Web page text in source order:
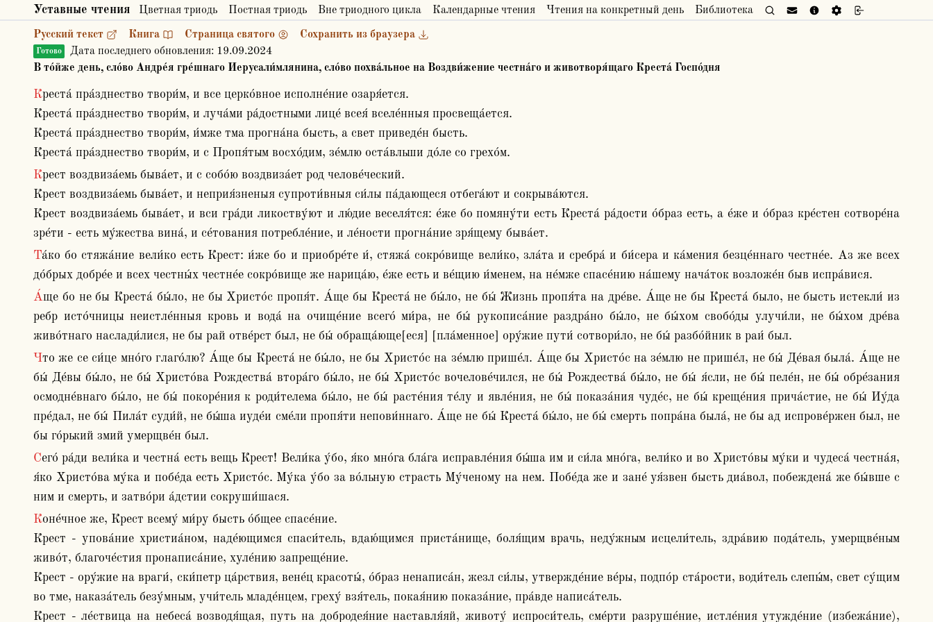
Уставные чтения Цветная триодь Постная триодь Вне триодного цикла Календарные чтения Чтения на конкретный день Библиотека
Русский текст Книга Страница святого Сохранить из браузера
Готово Дата последнего обновления: 19.09.2024
В то́йже день, сло́во Андре́я гре́шнаго Иерусали́млянина, сло́во похва́льное на Воздви́жение честна́го и животворя́щаго Креста́ Госпо́дня
Креста́ пра́зднество твори́м, и все церко́вное исполне́ние озаря́ется.
Креста́ пра́зднество твори́м, и луча́ми ра́достными лице́ всея́ вселе́нныя просвеща́ется.
Креста́ пра́зднество твори́м, и́мже тма прогна́на бысть, а свет приведе́н бысть.
Креста́ пра́зднество твори́м, и с Пропя́тым восхо́дим, зе́млю оста́вльши до́ле со грехо́м.
Крест воздвиза́емь быва́ет, и с собо́ю воздвиза́ет род челове́ческий.
Крест воздвиза́емь быва́ет, и неприя́зненыя супроти́вныя си́лы па́дающеся отбега́ют и сокрыва́ются.
Крест воздвиза́емь быва́ет, и вси гра́ди ликоству́ют и лю́дие веселя́тся: е́же бо помяну́ти есть Креста́ ра́дости о́браз есть, а е́же и о́браз кре́стен сотворе́на
зре́ти ‐ есть му́жества вина́, и се́тования потребле́ние, и ле́ности прогна́ние зря́щему быва́ет.
Та́ко бо стяжа́ние вели́ко есть Крест: и́же бо и приобре́те и́, стяжа́ сокро́вище вели́ко, зла́та и сребра́ и би́сера и ка́мения безце́ннаго честне́е. Аз же всех
до́брых добре́е и всех честны́х честне́е сокро́вище же нарица́ю, е́же есть и ве́щию и́менем, на не́мже спасе́нию на́шему нача́ток возложе́н быв испра́вися.
А́ще бо не бы Креста́ бы́ло, не бы Христо́с пропя́т. А́ще бы Креста́ не бы́ло, не бы́ Жизнь пропя́та на дре́ве. А́ще не бы Креста́ было, не бысть истекли́ из
ребр исто́чницы неистле́нныя кровь и вода́ на очище́ние всего́ ми́ра, не бы́ рукописа́ние раздра́но бы́ло, не бы́хом свобо́ды улучи́ли, не бы́хом дре́ва
живо́тнаго наслади́лися, не бы рай отве́рст был, не бы́ обраща́юще[еся] [пла́менное] ору́жие пути́ сотвори́ло, не бы́ разбо́йник в раи́ был.
Что же се си́це мно́го глаго́лю? А́ще бы Креста́ не бы́ло, не бы Христо́с на зе́млю прише́л. А́ще бы Христо́с на зе́млю не прише́л, не бы́ Де́вая была́. А́ще не
бы́ Де́вы бы́ло, не бы́ Христо́ва Рождества́ втора́го бы́ло, не бы́ Христо́с вочелове́чился, не бы́ Рождества́ бы́ло, не бы́ я́сли, не бы́ пеле́н, не бы́ обре́зания
осмодне́внаго бы́ло, не бы́ покоре́ния к роди́телема бы́ло, не бы́ расте́ния те́лу и явле́ния, не бы́ показа́ния чуде́с, не бы́ креще́ния прича́стие, не бы́ Иу́да
пре́дал, не бы́ Пила́т суди́й, не бы́ша иуде́и сме́ли пропя́ти непови́ннаго. А́ще не бы́ Креста́ бы́ло, не бы́ смерть попра́на была́, не бы ад испрове́ржен был, не
бы го́рький змий умерщве́н был.
Сего́ ра́ди вели́ка и честна́ есть вещь Крест! Вели́ка у́бо, я́ко мно́га бла́га исправле́ния бы́ша им и си́ла мно́га, вели́ко и во Христо́вы му́ки и чудеса́ честна́я,
я́ко Христо́ва му́ка и побе́да есть Христо́с. Му́ка у́бо за во́льную страсть Му́ченому на нем. Побе́да же и зане́ уя́звен бысть диа́вол, побеждена́ же бы́вше с
ним и смерть, и затво́ри а́дстии сокруши́шася.
Коне́чное же, Крест всему́ ми́ру бысть о́бщее спасе́ние.
Крест - упова́ние христиа́ном, наде́ющимся спаси́тель, вдаю́щимся приста́нище, боля́щим врачь, неду́жным исцели́тель, здра́вию пода́тель, умерщве́ным
живо́т, благоче́стия пронаписа́ние, хуле́нию запреще́ние.
Крест ‐ ору́жие на враги́, ски́петр ца́рствия, вене́ц красоты́, о́браз ненаписа́н, жезл си́лы, утвержде́ние ве́ры, подпо́р ста́рости, води́тель слепы́м, свет су́щим
во тме, наказа́тель безу́мным, учи́тель младе́нцем, греху́ взя́тель, покая́нию показа́ние, пра́вде написа́тель.
Крест ‐ ле́ствица на небеса́ возводя́щая, путь на добродея́ние наставля́яй, животу́ испроси́тель, сме́рти разруше́ние, истле́ния утужде́ние (избежа́ние),